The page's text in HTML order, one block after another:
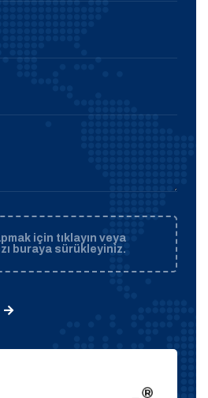
için tıklayın veya
buraya sürükleyiniz.